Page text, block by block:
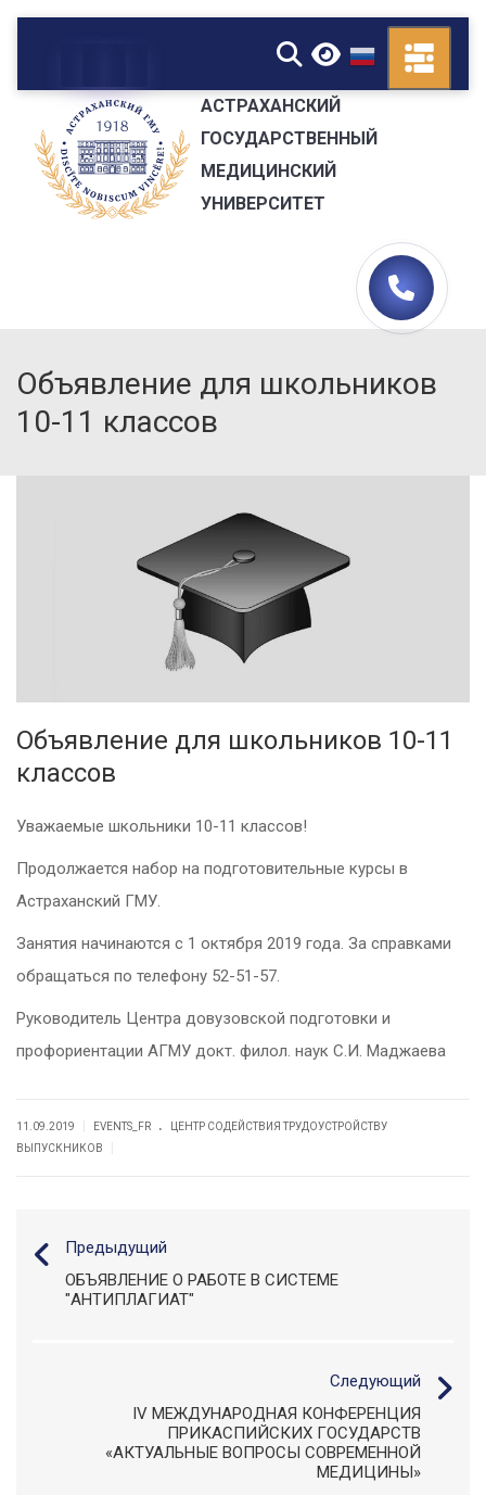
▼
АСТРАХАНСКИЙ
ГОСУДАРСТВЕННЫЙ
МЕДИЦИНСКИЙ
УНИВЕРСИТЕТ
Объявление для школьников
10-11 классов
Объявление для школьников 10-11
классов
Уважаемые школьники 10-11 классов!
Продолжается набор на подготовительные курсы в
Астраханский ГМУ.
Занятия начинаются с 1 октября 2019 года. За справками
обращаться по телефону 52-51-57.
Руководитель Центра довузовской подготовки и
профориентации АГМУ докт. филол. наук С.И. Маджаева
11.09.2019 EVENTS_FR .
ЦЕНТР СОДЕЙСТВИЯ ТРУДОУСТРОЙСТВУ
ВЫПУСКНИКОВ
Предыдущий
ОБЪЯВЛЕНИЕ О РАБОТЕ В СИСТЕМЕ
"АНТИПЛАГИАТ"
Следующий
IV МЕЖДУНАРОДНАЯ КОНФЕРЕНЦИЯ
ПРИКАСПИЙСКИХ ГОСУДАРСТВ
«АКТУАЛЬНЫЕ ВОПРОСЫ СОВРЕМЕННОЙ
МЕДИЦИНЫ»